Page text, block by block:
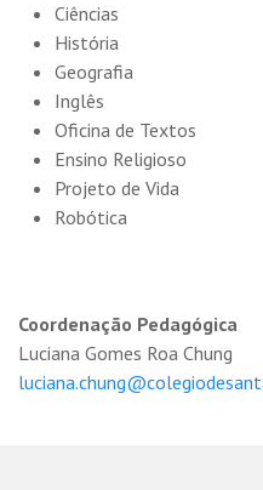
Ciências
História
Geografia
Inglês
Oficina de Textos
Ensino Religioso
Projeto de Vida
Robótica
Coordenação Pedagógica
Luciana Gomes Roa Chung